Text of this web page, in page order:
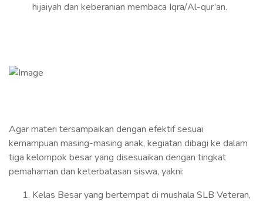
hijaiyah dan keberanian membaca Iqra/Al-qur’an.
Agar materi tersampaikan dengan efektif sesuai
kemampuan masing-masing anak, kegiatan dibagi ke dalam
tiga kelompok besar yang disesuaikan dengan tingkat
pemahaman dan keterbatasan siswa, yakni:
Kelas Besar yang bertempat di mushala SLB Veteran,